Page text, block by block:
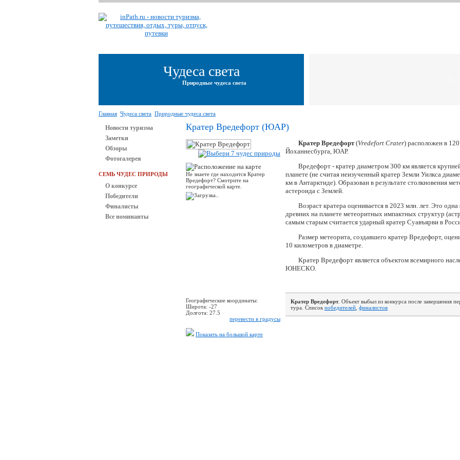
Чудеса света
Природные чудеса света
Главная Чудеса света Природные чудеса света
Новости туризма
Заметки
Обзоры
Фотогалерея
СЕМЬ ЧУДЕС ПРИРОДЫ
О конкурсе
Победители
Финалисты
Все номинанты
Кратер Вредефорт (ЮАР)
Не знаете где находится Кратер
Вредефорт? Смотрите на
географической карте.
Географические координаты:
Широта: -27
Долгота: 27.5
перевести в градусы
Показать на большой карте
Кратер Вредефорт(Vredefort Crater) расположен в
Йоханнесбурга, ЮАР.
Вредефорт - кратер диаметром 300 км является
планете (не считая неизученный кратер Земли Уилкса
км в Антарктиде). Образован в результате столкновения
астероида с Землей.
Возраст кратера оценивается в 2023 млн. лет. Это
древних на планете метеоритных импактных структур
самым старым считается ударный кратер Суавъярви в
Размер метеорита, создавшего кратер Вредефорт,
10 километров в диаметре.
Кратер Вредефорт является объектом всемирного
ЮНЕСКО.
Кратер Вредефорт. Объект выбыл из конкурса после завершения
тура. Список победителей финалистов